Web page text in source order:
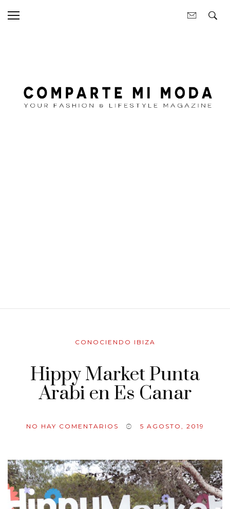
CONOCIENDO IBIZA
Hippy Market Punta
Arabi en Es Canar
NO HAY COMENTARIOS 5 AGOSTO, 2019